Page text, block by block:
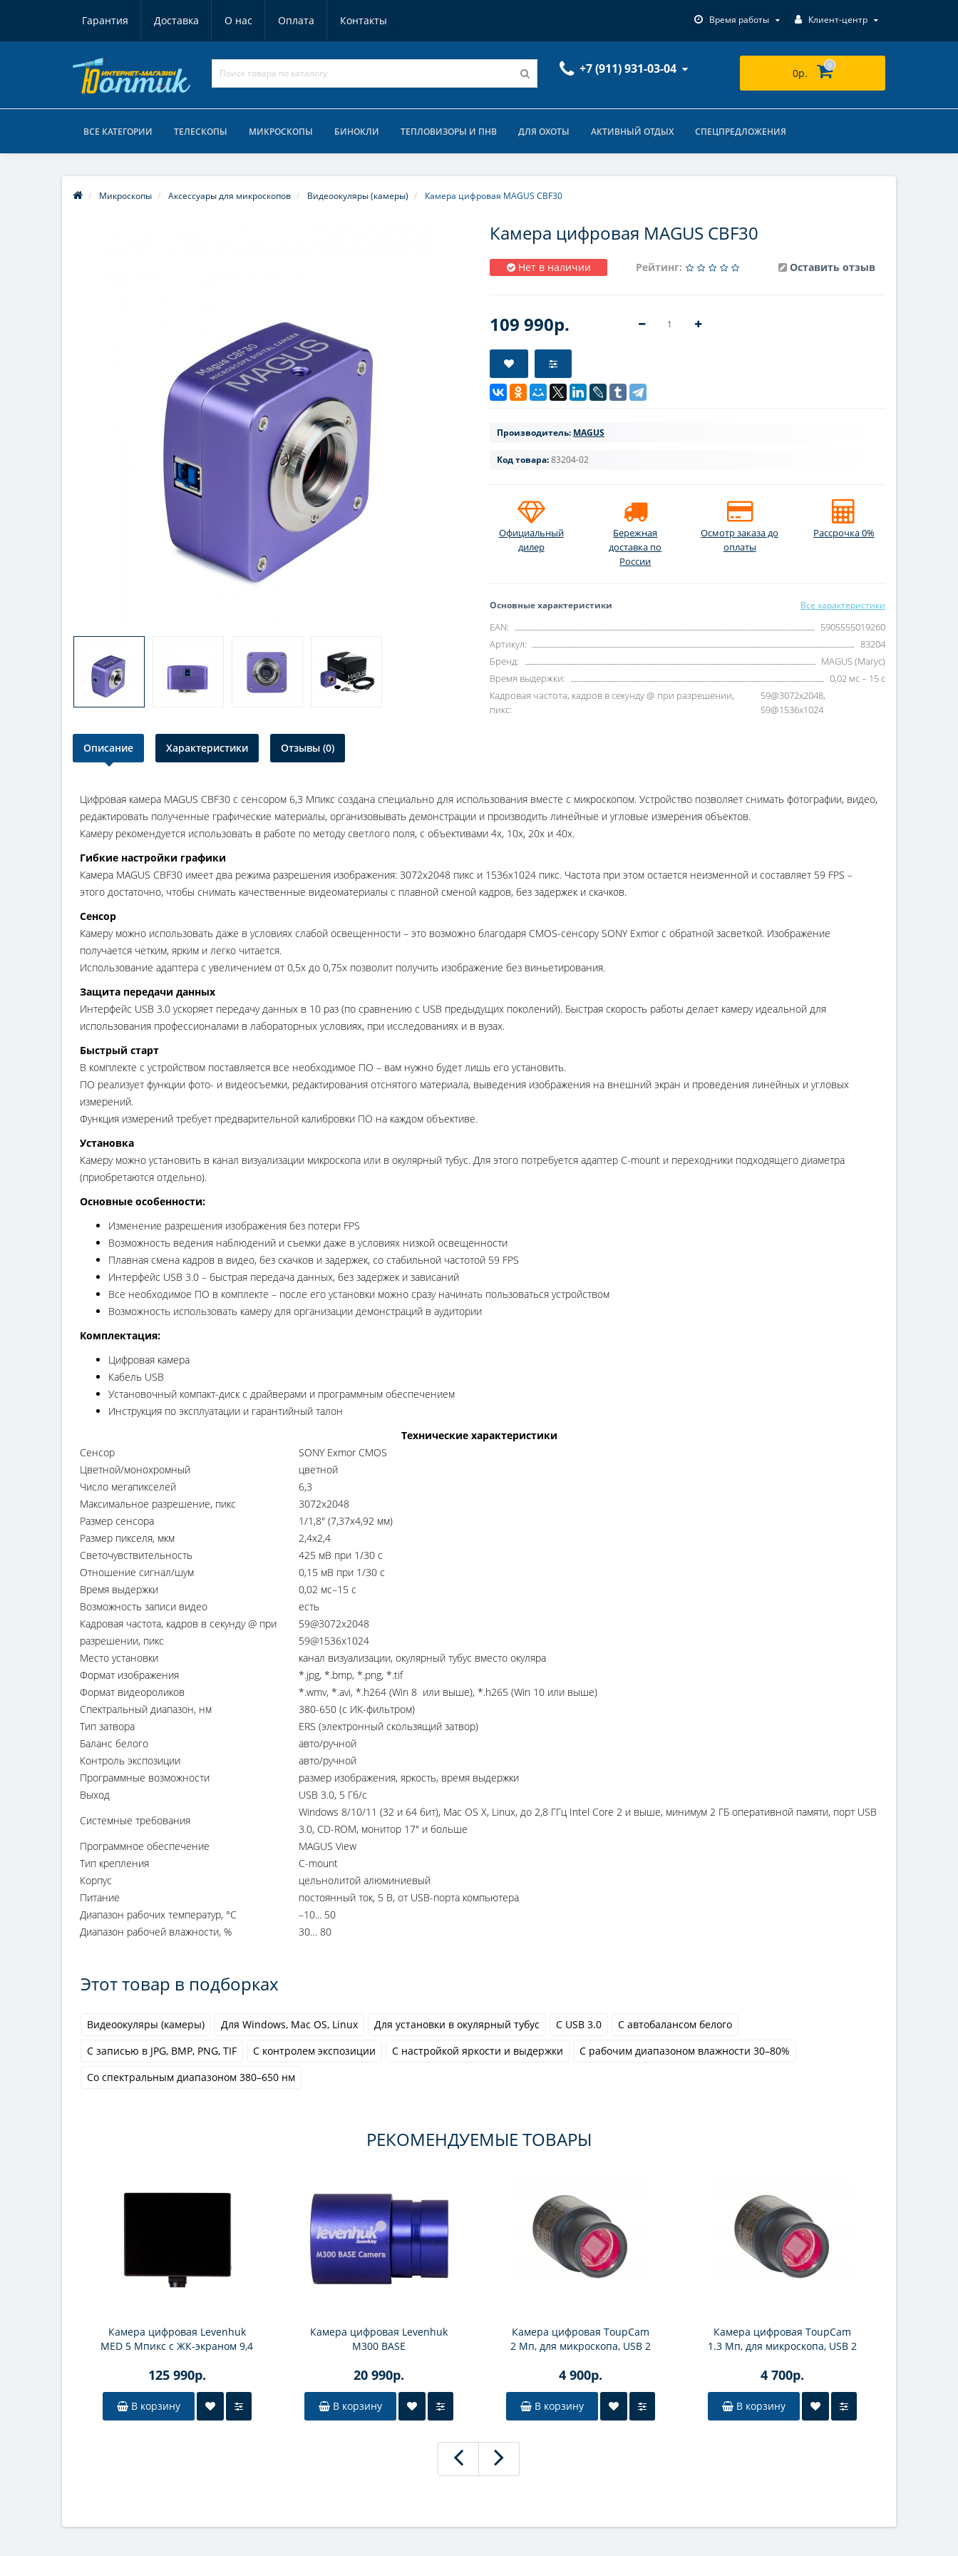
Гарантия Доставка О нас Оплата Контакты Время работы Клиент-центр
+7 (911) 931-03-04 0р.
0
ВСЕ КАТЕГОРИИ ТЕЛЕСКОПЫ МИКРОСКОПЫ БИНОКЛИ ТЕПЛОВИЗОРЫ И ПНВ ДЛЯ ОХОТЫ АКТИВНЫЙ ОТДЫХ СПЕЦПРЕДЛОЖЕНИЯ
Микроскопы Аксессуары для микроскопов Видеоокуляры (камеры) Камера цифровая MAGUS CBF30
Камера цифровая MAGUS CBF30
Нет в наличии Рейтинг: Оставить отзыв
109 990р.
Производитель: MAGUS
Код товара:83204-02
Официальный
дилер
Бережная
доставка по
России
Осмотр заказа до
оплаты
Рассрочка 0%
Основные характеристики Все характеристики
EAN:
5905555019260
Артикул:
83204
Бренд:
MAGUS (Магус)
Время выдержки:
0,02 мс – 15 с
Кадровая частота, кадров в секунду @ при разрешении,
пикс:
59@3072x2048,
59@1536x1024
Описание Характеристики Отзывы (0)
Цифровая камера MAGUS CBF30 с сенсором 6,3 Мпикс создана специально для использования вместе с микроскопом. Устройство позволяет снимать фотографии, видео,
редактировать полученные графические материалы, организовывать демонстрации и производить линейные и угловые измерения объектов.
Камеру рекомендуется использовать в работе по методу светлого поля, с объективами 4х, 10х, 20х и 40х.
Гибкие настройки графики
Камера MAGUS CBF30 имеет два режима разрешения изображения: 3072x2048 пикс и 1536x1024 пикс. Частота при этом остается неизменной и составляет 59 FPS –
этого достаточно, чтобы снимать качественные видеоматериалы с плавной сменой кадров, без задержек и скачков.
Сенсор
Камеру можно использовать даже в условиях слабой освещенности – это возможно благодаря CMOS-сенсору SONY Exmor с обратной засветкой. Изображение
получается четким, ярким и легко читается.
Использование адаптера с увеличением от 0,5х до 0,75х позволит получить изображение без виньетирования.
Защита передачи данных
Интерфейс USB 3.0 ускоряет передачу данных в 10 раз (по сравнению с USB предыдущих поколений). Быстрая скорость работы делает камеру идеальной для
использования профессионалами в лабораторных условиях, при исследованиях и в вузах.
Быстрый старт
В комплекте с устройством поставляется все необходимое ПО – вам нужно будет лишь его установить.
ПО реализует функции фото- и видеосъемки, редактирования отснятого материала, выведения изображения на внешний экран и проведения линейных и угловых
измерений.
Функция измерений требует предварительной калибровки ПО на каждом объективе.
Установка
Камеру можно установить в канал визуализации микроскопа или в окулярный тубус. Для этого потребуется адаптер C-mount и переходники подходящего диаметра
(приобретаются отдельно).
Основные особенности:
Изменение разрешения изображения без потери FPS
Возможность ведения наблюдений и съемки даже в условиях низкой освещенности
Плавная смена кадров в видео, без скачков и задержек, со стабильной частотой 59 FPS
Интерфейс USB 3.0 – быстрая передача данных, без задержек и зависаний
Все необходимое ПО в комплекте – после его установки можно сразу начинать пользоваться устройством
Возможность использовать камеру для организации демонстраций в аудитории
Комплектация:
Цифровая камера
Кабель USB
Установочный компакт-диск с драйверами и программным обеспечением
Инструкция по эксплуатации и гарантийный талон
Технические характеристики
Сенсор
SONY Exmor CMOS
Цветной/монохромный
цветной
Число мегапикселей
6,3
Максимальное разрешение, пикс
3072x2048
Размер сенсора
1/1,8" (7,37x4,92 мм)
Размер пикселя, мкм
2,4x2,4
Светочувствительность
425 мВ при 1/30 с
Отношение сигнал/шум
0,15 мВ при 1/30 с
Время выдержки
0,02 мс–15 с
Возможность записи видео
есть
Кадровая частота, кадров в секунду @ при
разрешении, пикс
59@3072x2048
59@1536x1024
Место установки
канал визуализации, окулярный тубус вместо окуляра
Формат изображения
*.jpg, *.bmp, *.png, *.tif
Формат видеороликов
*.wmv, *.avi, *.h264 (Win 8 или выше), *.h265 (Win 10 или выше)
Спектральный диапазон, нм
380-650 (с ИК-фильтром)
Тип затвора
ERS (электронный скользящий затвор)
Баланс белого
авто/ручной
Контроль экспозиции
авто/ручной
Программные возможности
размер изображения, яркость, время выдержки
Выход
USB 3.0, 5 Гб/с
Системные требования
Windows 8/10/11 (32 и 64 бит), Mac OS X, Linux, до 2,8 ГГц Intel Core 2 и выше, минимум 2 ГБ оперативной памяти, порт USB
3.0, CD-ROM, монитор 17" и больше
Программное обеспечение
MAGUS View
Тип крепления
C-mount
Корпус
цельнолитой алюминиевый
Питание
постоянный ток, 5 В, от USB-порта компьютера
Диапазон рабочих температур, °С
–10... 50
Диапазон рабочей влажности, %
30… 80
Этот товар в подборках
Видеоокуляры (камеры) Для Windows, Mac OS, Linux Для установки в окулярный тубус С USB 3.0
С автобалансом белого
С записью в JPG, BMP, PNG, TIF
С контролем экспозиции С настройкой яркости и выдержки
С рабочим диапазоном влажности 30–80%
Со спектральным диапазоном 380–650 нм
РЕКОМЕНДУЕМЫЕ ТОВАРЫ
Камера цифровая Levenhuk
MED 5 Мпикс с ЖК-экраном 9,4
125 990р.
В корзину
Камера цифровая Levenhuk
M300 BASE
20 990р.
В корзину
Камера цифровая ToupCam
2 Мп, для микроскопа, USB 2
4 900р.
В корзину
Камера цифровая ToupCam
1.3 Мп, для микроскопа, USB 2
4 700р.
В корзину